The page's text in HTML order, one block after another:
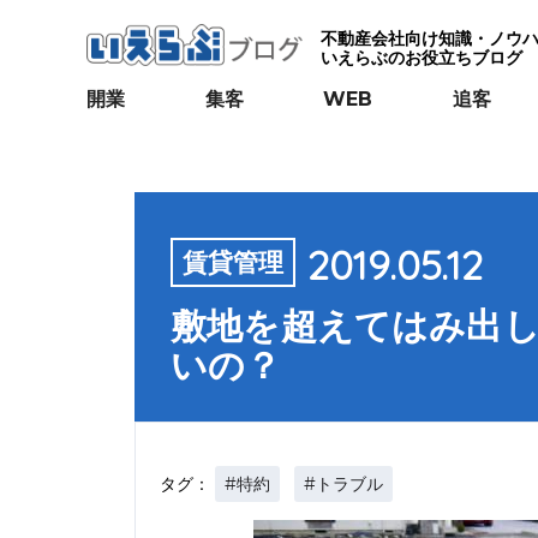
不動産会社向け知識・ノウ
いえらぶのお役立ちブログ
開業 集客 WEB 追客
賃貸管理 2019.05.12
敷地を超えてはみ出
いの？
タグ： #特約 #トラブル